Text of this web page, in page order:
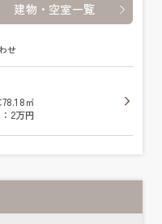
建物・空室一覧
せ
78.18㎡
2万円